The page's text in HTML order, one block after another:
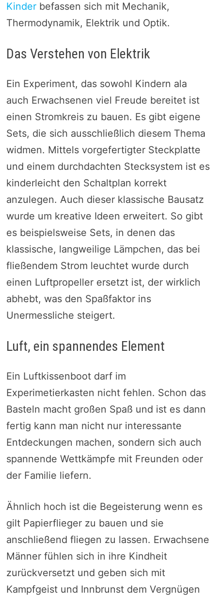
Kinderbefassen sich mit Mechanik,
Thermodynamik, Elektrik und Optik.
Das Verstehen von Elektrik
Ein Experiment, das sowohl Kindern ala
auch Erwachsenen viel Freude bereitet ist
einen Stromkreis zu bauen. Es gibt eigene
Sets, die sich ausschließlich diesem Thema
widmen. Mittels vorgefertigter Steckplatte
und einem durchdachten Stecksystem ist es
kinderleicht den Schaltplan korrekt
anzulegen. Auch dieser klassische Bausatz
wurde um kreative Ideen erweitert. So gibt
es beispielsweise Sets, in denen das
klassische, langweilige Lämpchen, das bei
fließendem Strom leuchtet wurde durch
einen Luftpropeller ersetzt ist, der wirklich
abhebt, was den Spaßfaktor ins
Unermessliche steigert.
Luft, ein spannendes Element
Ein Luftkissenboot darf im
Experimetierkasten nicht fehlen. Schon das
Basteln macht großen Spaß und ist es dann
fertig kann man nicht nur interessante
Entdeckungen machen, sondern sich auch
spannende Wettkämpfe mit Freunden oder
der Familie liefern.
Ähnlich hoch ist die Begeisterung wenn es
gilt Papierflieger zu bauen und sie
anschließend fliegen zu lassen. Erwachsene
Männer fühlen sich in ihre Kindheit
zurückversetzt und geben sich mit
Kampfgeist und Innbrunst dem Vergnügen